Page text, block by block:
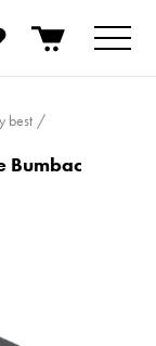
best
Bumbac